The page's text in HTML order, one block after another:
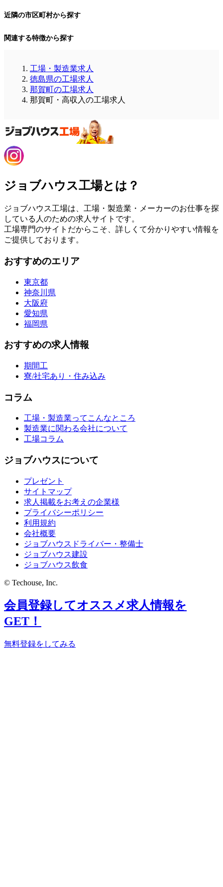
近隣の市区町村から探す
関連する特徴から探す
工場・製造業求人
徳島県の工場求人
那賀町の工場求人
那賀町・高収入の工場求人
ジョブハウス工場とは？
ジョブハウス工場は、工場・製造業・メーカーのお仕事を探
している人のための求人サイトです。
工場専門のサイトだからこそ、詳しくて分かりやすい情報を
ご提供しております。
おすすめのエリア
東京都
神奈川県
大阪府
愛知県
福岡県
おすすめの求人情報
期間工
寮/社宅あり・住み込み
コラム
工場・製造業ってこんなところ
製造業に関わる会社について
工場コラム
ジョブハウスについて
プレゼント
サイトマップ
求人掲載をお考えの企業様
プライバシーポリシー
利用規約
会社概要
ジョブハウスドライバー・整備士
ジョブハウス建設
ジョブハウス飲食
© Techouse, Inc.
会員登録してオススメ求人情報を
GET！
無料登録をしてみる